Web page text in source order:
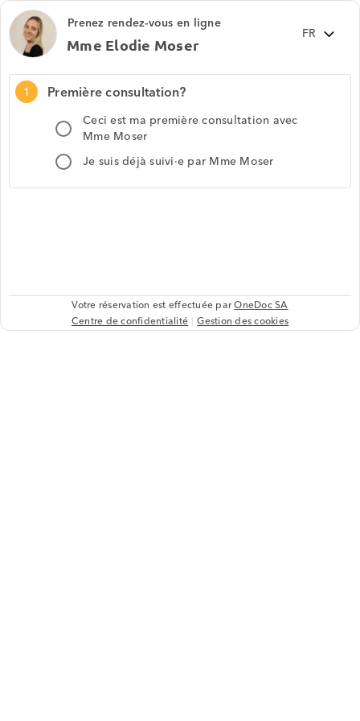
Prenez rendez-vous en ligne
Mme Elodie Moser
1 Première consultation?
Ceci est ma première consultation avec
Mme Moser
Je suis déjà suivi·e par Mme Moser
Votre réservation est effectuée parOneDoc SA
Centre de confidentialité Gestion des cookies